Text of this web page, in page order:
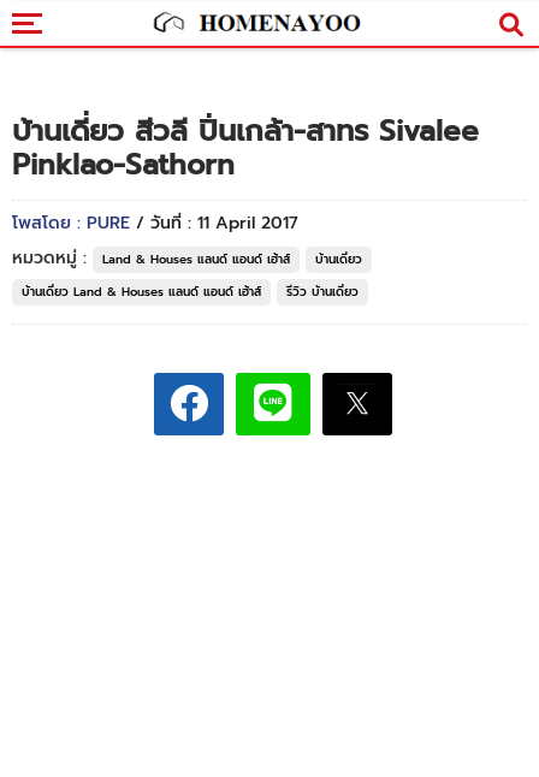
บ้านเดี่ยว สีวลี ปิ่นเกล้า-สาทร Sivalee
Pinklao-Sathorn
โพสโดย : PURE / วันที่ : 11 April 2017
หมวดหมู่ :
Land & Houses แลนด์ แอนด์ เฮ้าส์
บ้านเดี่ยว
บ้านเดี่ยว Land & Houses แลนด์ แอนด์ เฮ้าส์
รีวิว บ้านเดี่ยว